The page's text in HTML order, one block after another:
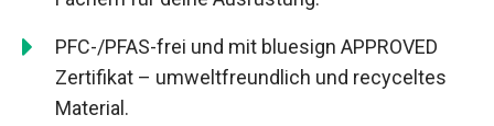
PFC-/PFAS-frei und mit bluesign APPROVED
Zertifikat – umweltfreundlich und recyceltes
Material.